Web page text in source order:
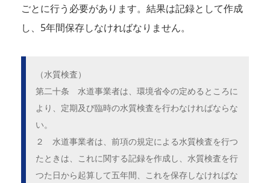
ごとに行う必要があります。結果は記録として作成
し、5年間保存しなければなりません。
（水質検査）
第二十条 水道事業者は、環境省令の定めるところに
より、定期及び臨時の水質検査を行わなければならな
い。
２ 水道事業者は、前項の規定による水質検査を行つ
たときは、これに関する記録を作成し、水質検査を行
つた日から起算して五年間、これを保存しなければな